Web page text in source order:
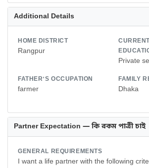
Additional Details
HOME DISTRICT
Rangpur
Private
FATHER'S OCCUPATION
farmer
FAMILY
Dhaka
Partner Expectation — কি রকম পাত্রী চাই
GENERAL REQUIREMENTS
I want a life partner with the following